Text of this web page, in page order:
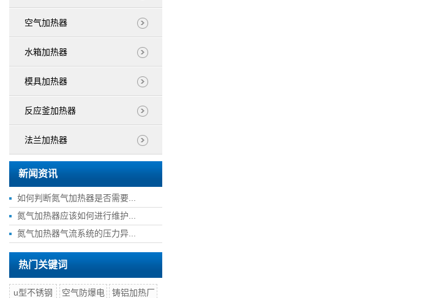
空气加热器
水箱加热器
模具加热器
反应釜加热器
法兰加热器
新闻资讯
如何判断氮气加热器是否需要...
氮气加热器应该如何进行维护...
氮气加热器气流系统的压力异...
热门关键词
u型不锈钢 空气防爆电 铸铝加热厂